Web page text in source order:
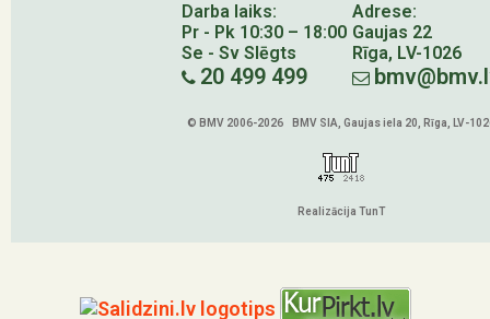
Darba laiks:
Pr - Pk 10:30 – 18:00
Se - Sv Slēgts
20 499 499
Adrese:
Gaujas 22
Rīga, LV-1026
© BMV 2006-2026 BMV SIA, Gaujas iela 20, Rīga, LV-
Realizācija TunT